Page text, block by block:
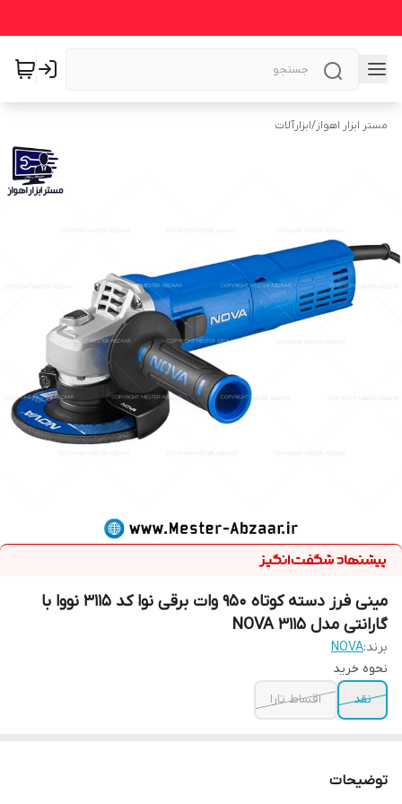
مستر ابزار اهواز/ابزارآلات
مینی فرز دسته کوتاه 950 وات برقی نوا کد 3115 نووا با
گارانتی مدل NOVA 3115
برند:NOVA
نحوه خرید
نقد
اقساط تارا
توضیحات